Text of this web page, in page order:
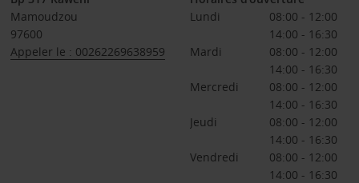
Mamoudzou
97600
Appeler le : 00262269638959
Lundi
08:00 - 12:00
14:00 - 16:30
Mardi
08:00 - 12:00
14:00 - 16:30
Mercredi
08:00 - 12:00
14:00 - 16:30
Jeudi
08:00 - 12:00
14:00 - 16:30
Vendredi
08:00 - 12:00
14:00 - 16:30